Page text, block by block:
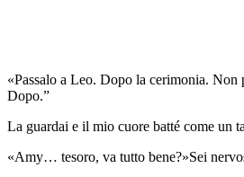
«Passalo a Leo. Dopo la cerimonia. Non
Dopo.”
La guardai e il mio cuore batté come un
«Amy… tesoro, va tutto bene?»Sei